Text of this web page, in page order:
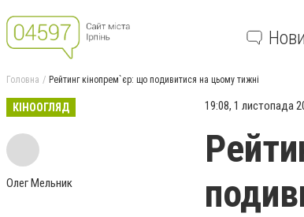
Головна Рейтинг кінопрем`єр: що подивитися на цьому тижні
КІНООГЛЯД
Олег Мельник
19:08, 1 листопада